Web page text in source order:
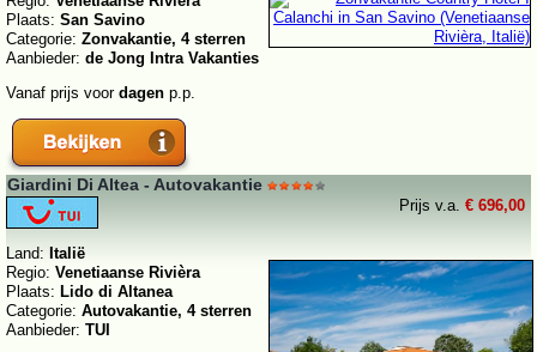
Plaats: San Savino
Categorie: Zonvakantie, 4 sterren
Aanbieder: de Jong Intra Vakanties
Vanaf prijs voor dagen p.p.
Giardini Di Altea - Autovakantie
Prijs v.a. € 696,00
Land: Italië
Regio: Venetiaanse Rivièra
Plaats: Lido di Altanea
Categorie: Autovakantie, 4 sterren
Aanbieder: TUI